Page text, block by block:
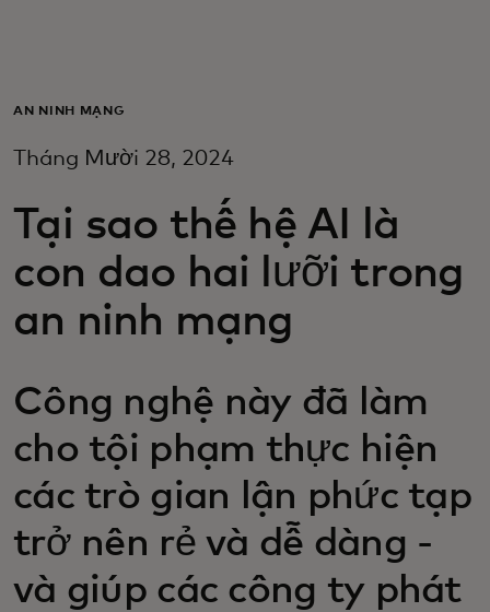
Dành cho doanh nghiệp
Dành cho nhà đổi mới
Tin tức và xu hướng
AN NINH MẠNG
Tháng Mười 28, 2024
Tại sao thế hệ AI là
con dao hai lưỡi trong
an ninh mạng
Công nghệ này đã làm
cho tội phạm thực hiện
các trò gian lận phức tạp
trở nên rẻ và dễ dàng -
và giúp các công ty phát